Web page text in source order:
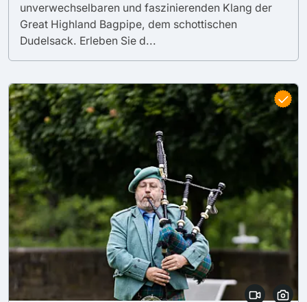
unverwechselbaren und faszinierenden Klang der
Great Highland Bagpipe, dem schottischen
Dudelsack. Erleben Sie d...